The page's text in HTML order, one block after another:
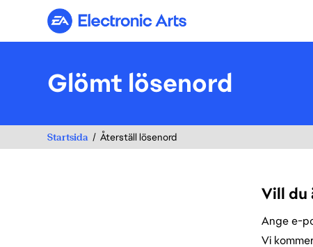
Electronic Arts
Glömt lösenord
Startsida Återställ lösenord
Vill du
Ange e-
Vi